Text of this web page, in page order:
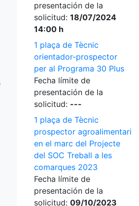
presentación de la
solicitud: 18/07/2024
14:00 h
1 plaça de Tècnic
orientador-prospector
per al Programa 30 Plus
Fecha límite de
presentación de la
solicitud: ---
1 plaça de Tècnic
prospector agroalimentari
en el marc del Projecte
del SOC Treball a les
comarques 2023
Fecha límite de
presentación de la
solicitud: 09/10/2023